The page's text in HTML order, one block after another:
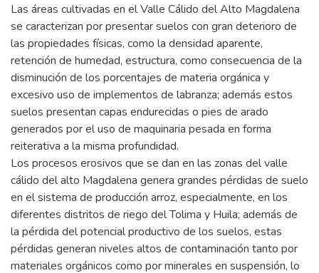
Las áreas cultivadas en el Valle Cálido del Alto Magdalena
se caracterizan por presentar suelos con gran deterioro de
las propiedades físicas, como la densidad aparente,
retención de humedad, estructura, como consecuencia de la
disminución de los porcentajes de materia orgánica y
excesivo uso de implementos de labranza; además estos
suelos presentan capas endurecidas o pies de arado
generados por el uso de maquinaria pesada en forma
reiterativa a la misma profundidad.
Los procesos erosivos que se dan en las zonas del valle
cálido del alto Magdalena genera grandes pérdidas de suelo
en el sistema de producción arroz, especialmente, en los
diferentes distritos de riego del Tolima y Huila; además de
la pérdida del potencial productivo de los suelos, estas
pérdidas generan niveles altos de contaminación tanto por
materiales orgánicos como por minerales en suspensión, lo